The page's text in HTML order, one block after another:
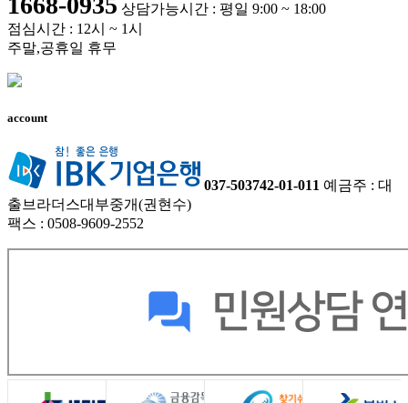
상담가능시간 : 평일 9:00 ~ 18:00
점심시간 : 12시 ~ 1시
주말,공휴일 휴무
account
037-503742-01-011 예금주 : 대
출브라더스대부중개(권현수)
팩스 : 0508-9609-2552